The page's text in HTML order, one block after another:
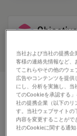
技術仕様
製品番号
当社および当社の提携
客様の連絡先情報など、
てこれらやその他のウェ
広告やコンテンツを提
にし、分析を実施し、
てのCookieを承認する
社の提携企業（以下のリ
す。当社ウェブサイト
内容を変更することが
社のCookieに関する通